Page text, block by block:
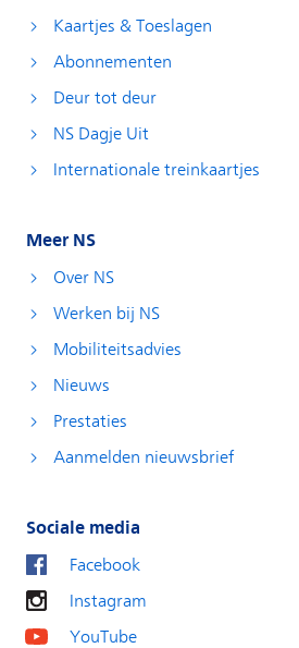
Kaartjes & Toeslagen
Abonnementen
Deur tot deur
NS Dagje Uit
Internationale treinkaartjes
Meer NS
Over NS
Werken bij NS
Mobiliteitsadvies
Nieuws
Prestaties
Aanmelden nieuwsbrief
Sociale media
Facebook
Instagram
YouTube